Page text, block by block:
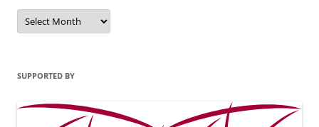
Archives
SUPPORTED BY